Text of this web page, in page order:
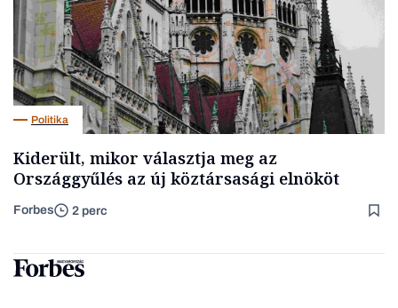
Politika
Kiderült, mikor választja meg az
Országgyűlés az új köztársasági elnököt
Forbes 2 perc